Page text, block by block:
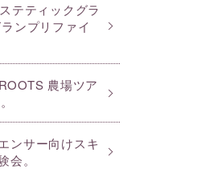
テティックグラ
ンプリファイ
農場ツア
ンサー向けスキ
会。